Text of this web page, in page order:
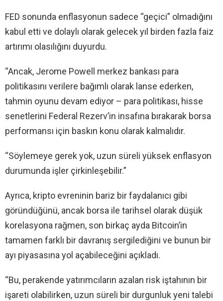
FED sonunda enflasyonun sadece “geçici” olmadığını
kabul etti ve dolaylı olarak gelecek yıl birden fazla faiz
artırımı olasılığını duyurdu.
“Ancak, Jerome Powell merkez bankası para
politikasını verilere bağımlı olarak lanse ederken,
tahmin oyunu devam ediyor – para politikası, hisse
senetlerini Federal Rezerv’in insafına bırakarak borsa
performansı için baskın konu olarak kalmalıdır.
“Söylemeye gerek yok, uzun süreli yüksek enflasyon
durumunda işler çirkinleşebilir.”
Ayrıca, kripto evreninin bariz bir faydalanıcı gibi
göründüğünü, ancak borsa ile tarihsel olarak düşük
korelasyona rağmen, son birkaç ayda Bitcoin’in
tamamen farklı bir davranış sergilediğini ve bunun bir
ayı piyasasına yol açabileceğini açıkladı.
“Bu, perakende yatırımcıların azalan risk iştahının bir
işareti olabilirken, uzun süreli bir durgunluk yeni talebi